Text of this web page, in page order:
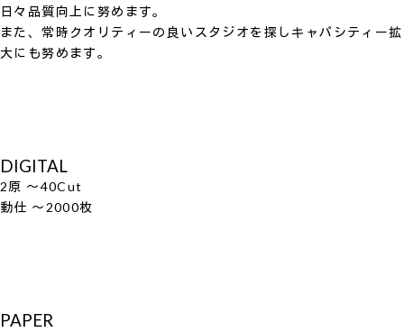
日々品質向上に努めます。
また、常時クオリティーの良いスタジオを探しキャパシティー拡
大にも努めます。
DIGITAL
2原 ～40Cut
動仕 ～2000枚
PAPER